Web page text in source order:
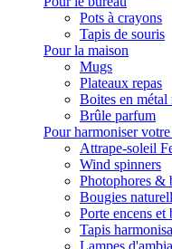
Pots à crayons
Tapis de souris
Pour la maison
Mugs
Plateaux repas
Boites en métal
Brûle parfum
Pour harmoniser
Attrape-soleil
Wind spinners
Photophores &
Bougies
Porte encens et
Tapis